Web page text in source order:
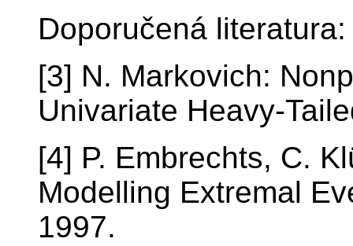
Doporučená literatura:
[3] N. Markovich:
Univariate Heavy-
[4] P. Embrechts, C.
Modelling Extremal
1997.